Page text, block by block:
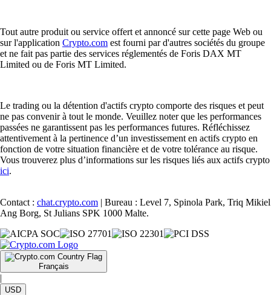
Tout autre produit ou service offert et annoncé sur cette page Web ou
sur l'application Crypto.com est fourni par d'autres sociétés du groupe
et ne fait pas partie des services réglementés de Foris DAX MT
Limited ou de Foris MT Limited.
Le trading ou la détention d'actifs crypto comporte des risques et peut
ne pas convenir à tout le monde. Veuillez noter que les performances
passées ne garantissent pas les performances futures. Réfléchissez
attentivement à la pertinence d’un investissement en actifs crypto en
fonction de votre situation financière et de votre tolérance au risque.
Vous trouverez plus d’informations sur les risques liés aux actifs crypto
ici.
Contact : chat.crypto.com | Bureau : Level 7, Spinola Park, Triq Mikiel
Ang Borg, St Julians SPK 1000 Malte.
Français
|
USD